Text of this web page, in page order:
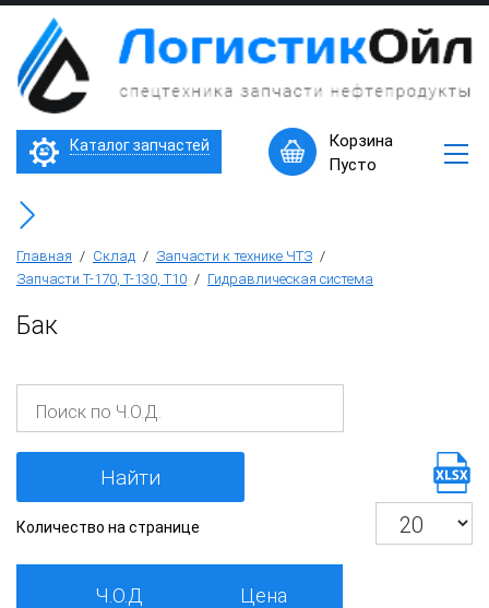
Бульдозер Б11
Трубоукладчики ТР12 /ТР20
Фронтальный погрузчик ПК-65
×
Каталог запчастей
Корзина
Пусто
Главная / Склад / Запчасти к технике ЧТЗ /
Запчасти Т-170, Т-130, Т10 / Гидравлическая система
Бак
Найти
Количество на странице
Ч.О.Д Цена
Запчасти
технике
ЧТЗ
Машины
Горячее
предложение